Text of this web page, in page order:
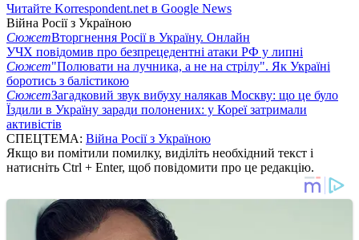
Читайте Korrespondent.net в Google News
Війна Росії з Україною
СюжетВторгнення Росії в Україну. Онлайн
УЧХ повідомив про безпрецедентні атаки РФ у липні
Сюжет"Полювати на лучника, а не на стрілу". Як Україні
боротись з балістикою
СюжетЗагадковий звук вибуху налякав Москву: що це було
Їздили в Україну заради полонених: у Кореї затримали
активістів
СПЕЦТЕМА: Війна Росії з Україною
Якщо ви помітили помилку, виділіть необхідний текст і
натисніть Ctrl + Enter, щоб повідомити про це редакцію.